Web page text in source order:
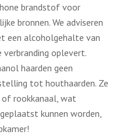
brandstof voor
bronnen. We adviseren
een alcoholgehalte van
oplevert.
haarden geen
tot houthaarden. Ze
of rookkanaal, wat
kunnen worden,